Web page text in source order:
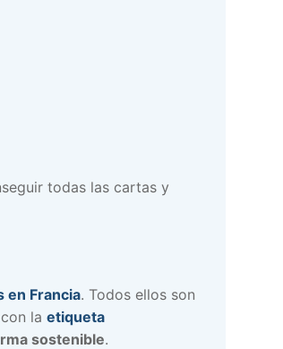
todas las cartas y
en Francia. Todos ellos son
la etiqueta
sostenible.